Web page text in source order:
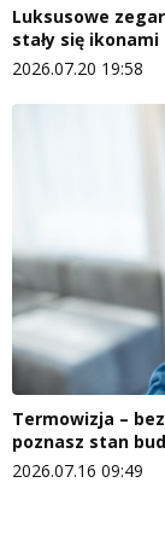
Luksusowe
stały się
2026.07.20 19:58
Termowizja –
poznasz stan
2026.07.16 09:49